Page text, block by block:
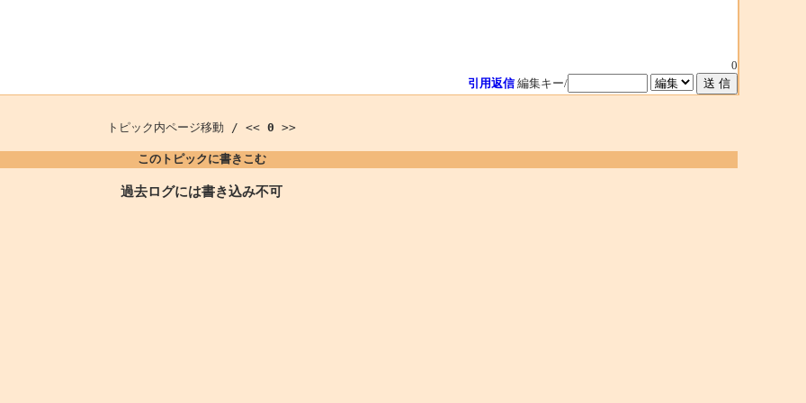
0
引用返信 編集キー/
トピック内ページ移動 / << 0 >>
このトピックに書きこむ
過去ログには書き込み不可